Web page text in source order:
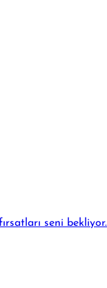
seni bekliyor.